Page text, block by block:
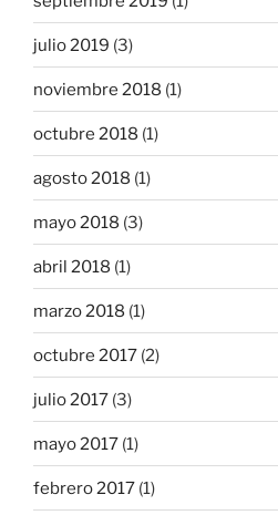
julio 2019 (3)
noviembre 2018 (1)
octubre 2018 (1)
agosto 2018 (1)
mayo 2018 (3)
abril 2018 (1)
marzo 2018 (1)
octubre 2017 (2)
julio 2017 (3)
mayo 2017 (1)
febrero 2017 (1)